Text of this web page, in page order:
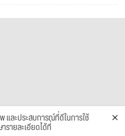
และประสบการณ์ที่ดีในการใช้
ายละเอียดได้ที่